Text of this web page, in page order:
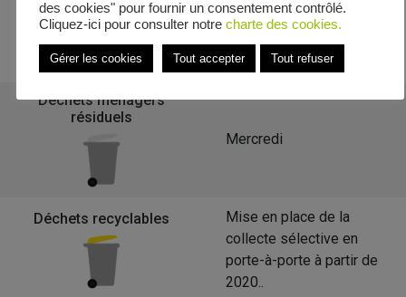
Retour à la liste des communes
Déchets ménagers
résiduels
Mercredi
Déchets recyclables
Mise en place de la
collecte sélective en
porte-à-porte à partir de
2020..
des cookies" pour fournir un consentement contrôlé.
Cliquez-ici pour consulter notre charte des cookies.
Gérer les cookies Tout accepter Tout refuser